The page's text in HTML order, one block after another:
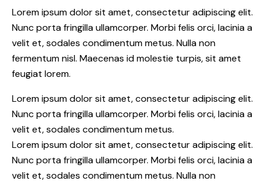
Lorem ipsum dolor sit amet, consectetur adipiscing elit.
Nunc porta fringilla ullamcorper. Morbi felis orci, lacinia a
velit et, sodales condimentum metus. Nulla non
fermentum nisl. Maecenas id molestie turpis, sit amet
feugiat lorem.
Lorem ipsum dolor sit amet, consectetur adipiscing elit.
Nunc porta fringilla ullamcorper. Morbi felis orci, lacinia a
velit et, sodales condimentum metus.
Lorem ipsum dolor sit amet, consectetur adipiscing elit.
Nunc porta fringilla ullamcorper. Morbi felis orci, lacinia a
velit et, sodales condimentum metus. Nulla non